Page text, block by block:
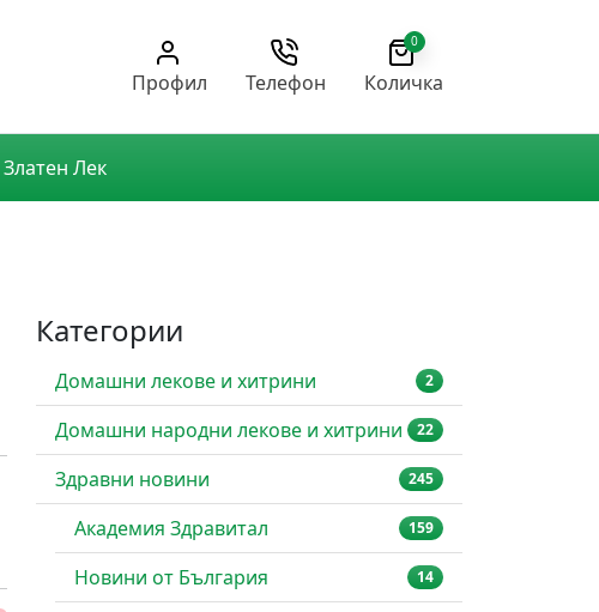
Профил Телефон
0
Количка
Златен Лек
Категории
Домашни лекове и хитрини 2
Домашни народни лекове и хитрини 22
Здравни новини 245
Академия Здравитал 159
Новини от България 14